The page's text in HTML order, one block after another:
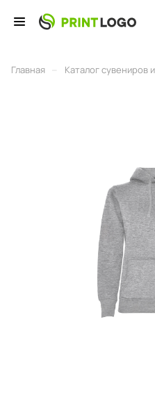
Главная Каталог сувениров